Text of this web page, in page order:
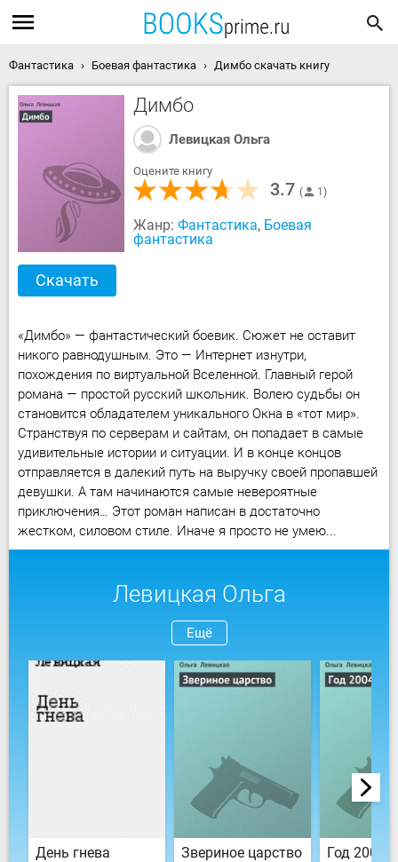
Фантастика Боевая фантастика Димбо скачать книгу
Димбо
Левицкая Ольга
Оцените книгу
3.7 1
Жанр: Фантастика, Боевая
фантастика
Скачать
«Димбо» — фантастический боевик. Сюжет не оставит
никого равнодушным. Это — Интернет изнутри,
похождения по виртуальной Вселенной. Главный герой
романа — простой русский школьник. Волею судьбы он
становится обладателем уникального Окна в «тот мир».
Странствуя по серверам и сайтам, он попадает в самые
удивительные истории и ситуации. И в конце концов
отправляется в далекий путь на выручку своей пропавшей
девушки. А там начинаются самые невероятные
приключения… Этот роман написан в достаточно
жестком, силовом стиле. Иначе я просто не умею...
Левицкая Ольга
Ещё
День гнева Звериное царство Год 2004-й